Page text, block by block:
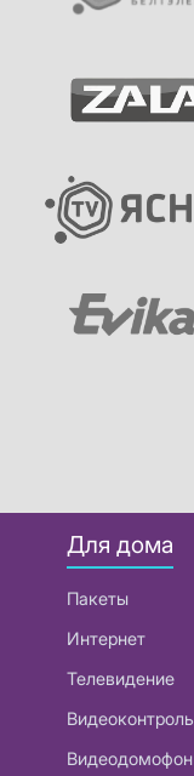
Для дома
Пакеты
Интернет
Телевидение
Видеоконтроль
Видеодомофон